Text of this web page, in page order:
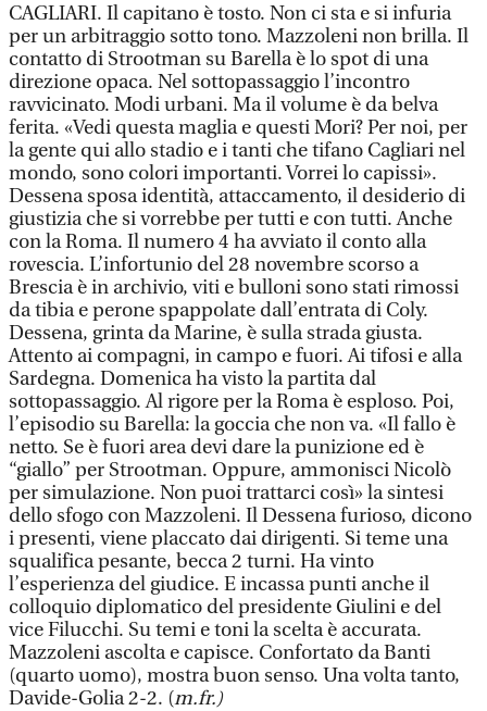
CAGLIARI. Il capitano è tosto. Non ci sta e si infuria
per un arbitraggio sotto tono. Mazzoleni non brilla. Il
contatto di Strootman su Barella è lo spot di una
direzione opaca. Nel sottopassaggio l’incontro
ravvicinato. Modi urbani. Ma il volume è da belva
ferita. «Vedi questa maglia e questi Mori? Per noi, per
la gente qui allo stadio e i tanti che tifano Cagliari nel
mondo, sono colori importanti. Vorrei lo capissi».
Dessena sposa identità, attaccamento, il desiderio di
giustizia che si vorrebbe per tutti e con tutti. Anche
con la Roma. Il numero 4 ha avviato il conto alla
rovescia. L’infortunio del 28 novembre scorso a
Brescia è in archivio, viti e bulloni sono stati rimossi
da tibia e perone spappolate dall’entrata di Coly.
Dessena, grinta da Marine, è sulla strada giusta.
Attento ai compagni, in campo e fuori. Ai tifosi e alla
Sardegna. Domenica ha visto la partita dal
sottopassaggio. Al rigore per la Roma è esploso. Poi,
l’episodio su Barella: la goccia che non va. «Il fallo è
netto. Se è fuori area devi dare la punizione ed è
“giallo” per Strootman. Oppure, ammonisci Nicolò
per simulazione. Non puoi trattarci così» la sintesi
dello sfogo con Mazzoleni. Il Dessena furioso, dicono
i presenti, viene placcato dai dirigenti. Si teme una
squalifica pesante, becca 2 turni. Ha vinto
l’esperienza del giudice. E incassa punti anche il
colloquio diplomatico del presidente Giulini e del
vice Filucchi. Su temi e toni la scelta è accurata.
Mazzoleni ascolta e capisce. Confortato da Banti
(quarto uomo), mostra buon senso. Una volta tanto,
Davide-Golia 2-2. (m.fr.)